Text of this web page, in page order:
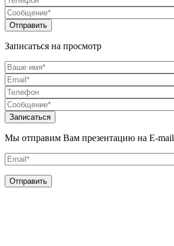
Записаться на просмотр
Мы отправим Вам презентацию на E-mail